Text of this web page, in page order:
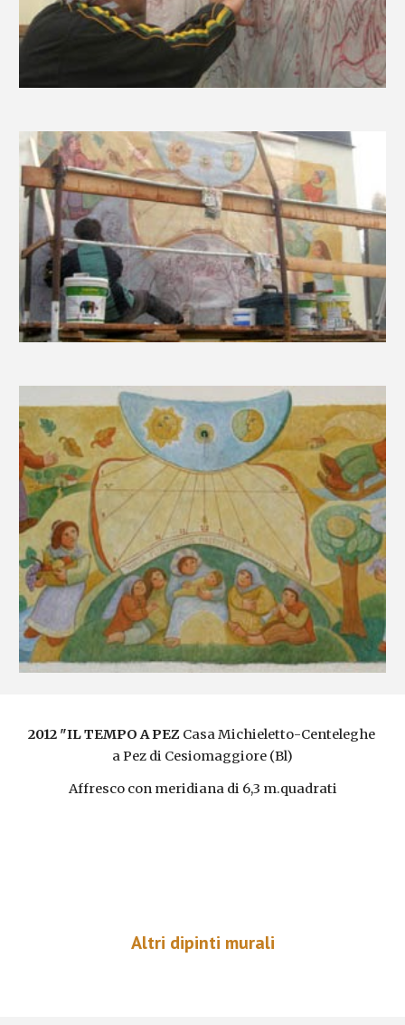
2012 "IL TEMPO A PEZ Casa Michieletto-Centeleghe
a Pez di Cesiomaggiore (Bl)
Affresco con meridiana di 6,3 m.quadrati
Altri dipinti murali